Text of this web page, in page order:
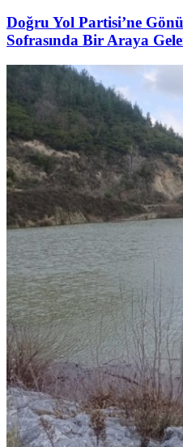
Doğru Yol Partisi’ne
Sofrasında Bir Araya